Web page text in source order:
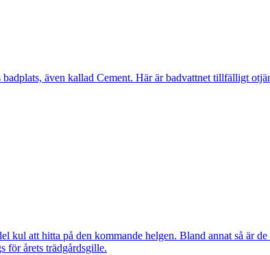
även kallad Cement. Här är badvattnet tillfälligt
kul att hitta på den kommande helgen. Bland annat så är
för årets trädgårdsgille.